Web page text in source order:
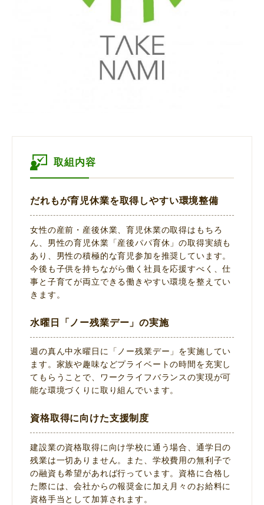
取組内容
だれもが育児休業を取得しやすい環境整備
女性の産前・産後休業、育児休業の取得はもちろ
ん、男性の育児休業「産後パパ育休」の取得実績も
あり、男性の積極的な育児参加を推奨しています。
今後も子供を持ちながら働く社員を応援すべく、仕
事と子育てが両立できる働きやすい環境を整えてい
きます。
水曜日「ノー残業デー」の実施
週の真ん中水曜日に「ノー残業デー」を実施してい
ます。家族や趣味などプライベートの時間を充実し
てもらうことで、ワークライフバランスの実現が可
能な環境づくりに取り組んでいます。
資格取得に向けた支援制度
建設業の資格取得に向け学校に通う場合、通学日の
残業は一切ありません。また、学校費用の無利子で
の融資も希望があれば行っています。資格に合格し
た際には、会社からの報奨金に加え月々のお給料に
資格手当として加算されます。